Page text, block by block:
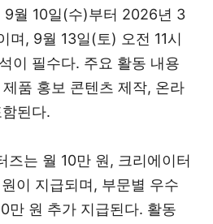
월 10일(수)부터 2026년 3
며, 9월 13일(토) 오전 11시
이 필수다. 주요 활동 내용
품 홍보 콘텐츠 제작, 온라
된다.
즈는 월 10만 원, 크리에이터
이 지급되며, 부문별 우수
만 원 추가 지급된다. 활동